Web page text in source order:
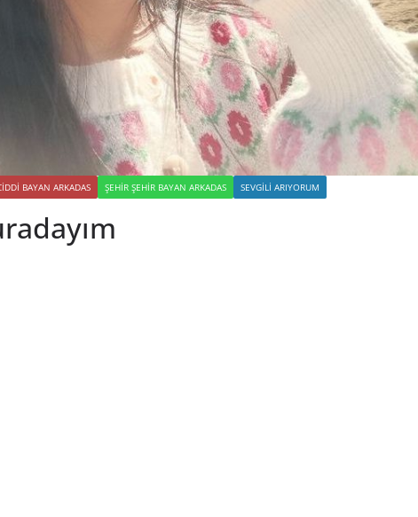
BAYAN ARKADAS ŞEHIR ŞEHIR BAYAN ARKADAS SEVGILI ARIYORUM